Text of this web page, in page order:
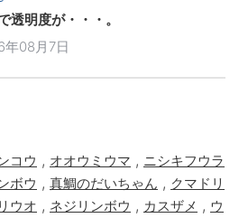
透明度が・・・。
年08月7日
コウ , オオウミウマ , ニシキフウラ
ボウ , 真鯛のだいちゃん , クマドリ
ウオ , ネジリンボウ , カスザメ , ウ